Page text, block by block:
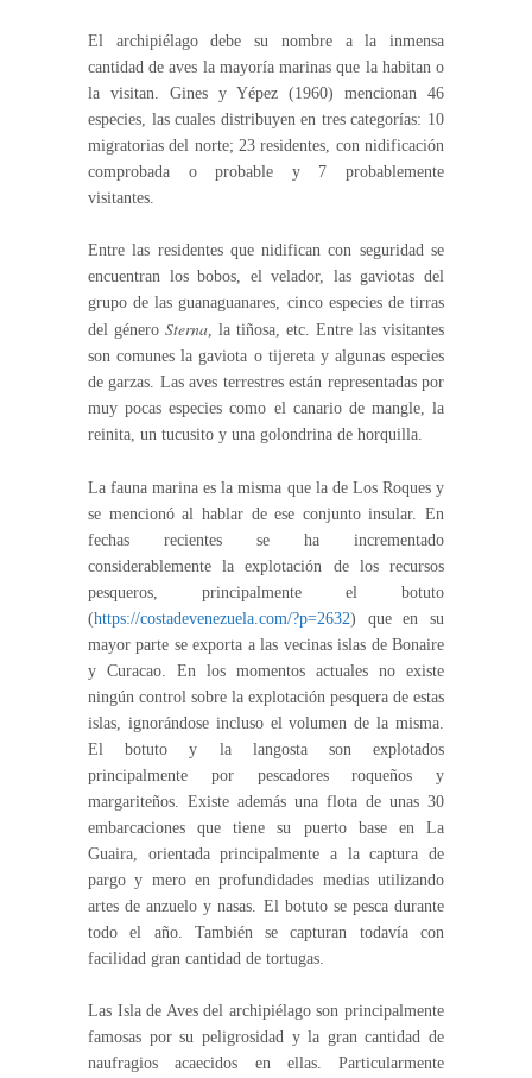
El archipiélago debe su nombre a la inmensa
cantidad de aves la mayoría marinas que la habitan o
la visitan. Gines y Yépez (1960) mencionan 46
especies, las cuales distribuyen en tres categorías: 10
migratorias del norte; 23 residentes, con nidificación
comprobada o probable y 7 probablemente
visitantes.
Entre las residentes que nidifican con seguridad se
encuentran los bobos, el velador, las gaviotas del
grupo de las guanaguanares, cinco especies de tirras
del género Sterna, la tiñosa, etc. Entre las visitantes
son comunes la gaviota o tijereta y algunas especies
de garzas. Las aves terrestres están representadas por
muy pocas especies como el canario de mangle, la
reinita, un tucusito y una golondrina de horquilla.
La fauna marina es la misma que la de Los Roques y
se mencionó al hablar de ese conjunto insular. En
fechas recientes se ha incrementado
considerablemente la explotación de los recursos
pesqueros, principalmente el botuto
(https://costadevenezuela.com/?p=2632) que en su
mayor parte se exporta a las vecinas islas de Bonaire
y Curacao. En los momentos actuales no existe
ningún control sobre la explotación pesquera de estas
islas, ignorándose incluso el volumen de la misma.
El botuto y la langosta son explotados
principalmente por pescadores roqueños y
margariteños. Existe además una flota de unas 30
embarcaciones que tiene su puerto base en La
Guaira, orientada principalmente a la captura de
pargo y mero en profundidades medias utilizando
artes de anzuelo y nasas. El botuto se pesca durante
todo el año. También se capturan todavía con
facilidad gran cantidad de tortugas.
Las Isla de Aves del archipiélago son principalmente
famosas por su peligrosidad y la gran cantidad de
naufragios acaecidos en ellas. Particularmente